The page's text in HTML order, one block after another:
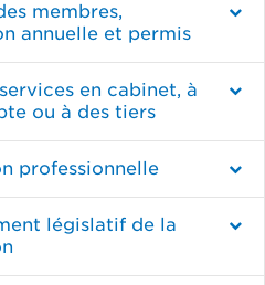
membres,
annuelle et permis
en cabinet, à
ou à des tiers
professionnelle
législatif de la